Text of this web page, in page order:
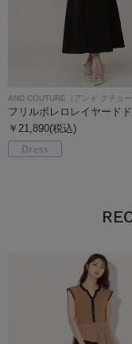
AND COUTURE（アンド クチュー
フリルボレロレイヤード
￥21,890(税込)